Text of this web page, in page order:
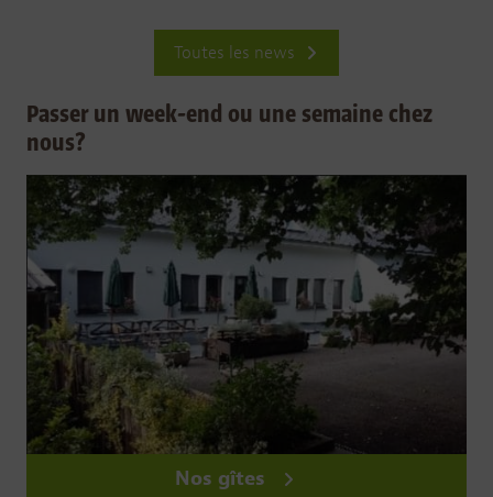
Toutes les news
Passer un week-end ou une semaine chez
nous?
Nos gîtes